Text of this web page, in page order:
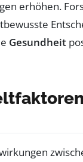
erhöhen.
Gesundheit